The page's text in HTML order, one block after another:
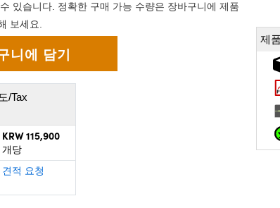
있습니다. 정확한 구매 가능 수량은 장바구니에 제품
보세요.
/Tax
KRW 115,900
개당
견적 요청
제